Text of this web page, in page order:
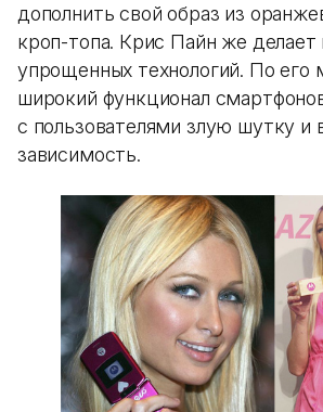
дополнить свой образ из
кроп-топа. Крис Пайн же делает
упрощенных технологий. По его
широкий функционал
с пользователями злую шутку и
зависимость.